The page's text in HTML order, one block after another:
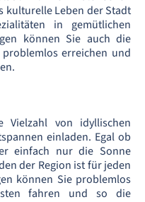
kulturelle Leben der Stadt
in gemütlichen
können Sie auch die
erreichen und
von idyllischen
einladen. Egal ob
einfach nur die Sonne
der Region ist für jeden
können Sie problemlos
fahren und so die